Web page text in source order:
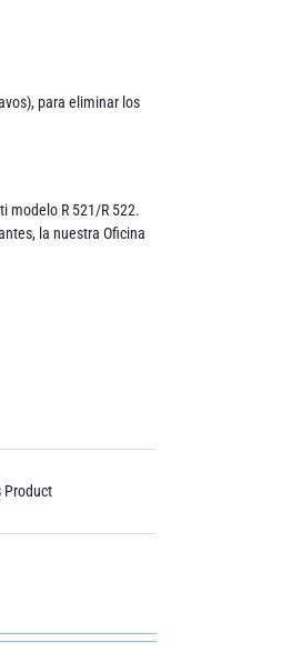
para eliminar los
modelo R 521/R 522.
la nuestra Oficina
Product